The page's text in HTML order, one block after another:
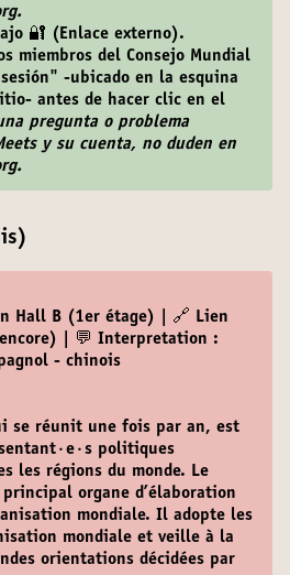
🔐 (Enlace externo).
miembros del Consejo Mundial
-ubicado en la esquina
antes de hacer clic en el
pregunta o problema
y su cuenta, no duden en
Hall B (1er étage) | 🔗 Lien
| 💬 Interpretation :
- chinois
se réunit une fois par an, est
politiques
les régions du monde. Le
organe d’élaboration
mondiale. Il adopte les
mondiale et veille à la
orientations décidées par